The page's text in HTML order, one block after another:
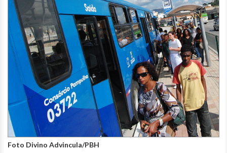
Foto Divino Advincula/PBH